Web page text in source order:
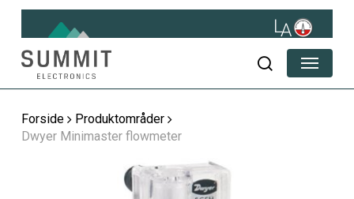
Skip
main
content
søg
Menu
Forside
Produktområder
Dwyer Minimaster flowmeter